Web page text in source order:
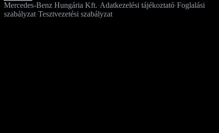
Mercedes-Benz Hungária Kft.·Adatkezelési tájékoztató·Foglalási
szabályzat·Tesztvezetési szabályzat